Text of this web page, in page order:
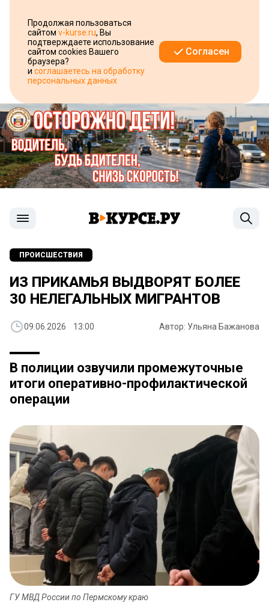
Продолжая пользоваться
сайтом v-kurse.ru, Вы
подтверждаете использование
сайтом cookies Вашего
браузера?
и соглашаетесь на обработку
персональных данных
Согласен
ПРОИСШЕСТВИЯ
ИЗ ПРИКАМЬЯ ВЫДВОРЯТ БОЛЕЕ
30 НЕЛЕГАЛЬНЫХ МИГРАНТОВ
09.06.2026 13:00 Автор: Ульяна Бажанова
В полиции озвучили промежуточные
итоги оперативно-профилактической
операции
ГУ МВД России по Пермскому краю